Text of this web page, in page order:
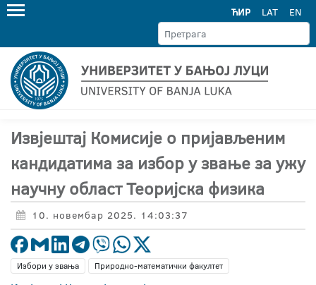
ЋИР LAT EN
Извјештај Комисије о пријављеним
кандидатима за избор у звање за ужу
научну област Теоријска физика
10. новембар 2025. 14:03:37
Избори у звања Природно-математички факултет